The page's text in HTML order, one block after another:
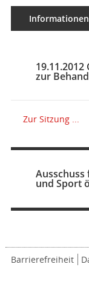
Informationen
zur
Zur Sitzung ...
Ausschuss
und Sport
Barrierefreiheit